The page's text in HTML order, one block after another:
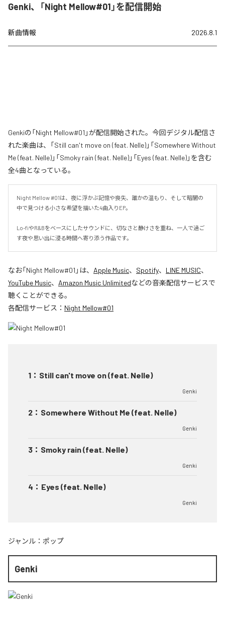
Genki、「Night Mellow#01」を配信開始
新曲情報 2026.8.1
Genkiの「Night Mellow#01」が配信開始された。今回デジタル配信さ
れた楽曲は、「Still can't move on (feat. Nelle)」「Somewhere Without
Me (feat. Nelle)」「Smoky rain (feat. Nelle)」「Eyes (feat. Nelle)」を含む
全4曲となっている。
Night Mellow #01は、夜に浮かぶ記憶や喪失、誰かの温もり、そして暗闇の
中で見つける小さな希望を描いた4曲入りEP。
Lo-fiやR&Bをベースにしたサウンドに、切なさと静けさを重ね、一人で過ご
す夜や思い出に浸る時間へ寄り添う作品です。
なお「Night Mellow#01 」は、 Apple Music、 Spotify、 LINE MUSIC、
YouTube Music、 Amazon Music Unlimitedなどの音楽配信サービスで
聴くことができる。
各配信サービス： Night Mellow#01
1 ： Still can't move on (feat. Nelle)
Genki
2 ： Somewhere Without Me (feat. Nelle)
Genki
3 ： Smoky rain (feat. Nelle)
Genki
4 ： Eyes (feat. Nelle)
Genki
ジャンル： ポップ
Genki